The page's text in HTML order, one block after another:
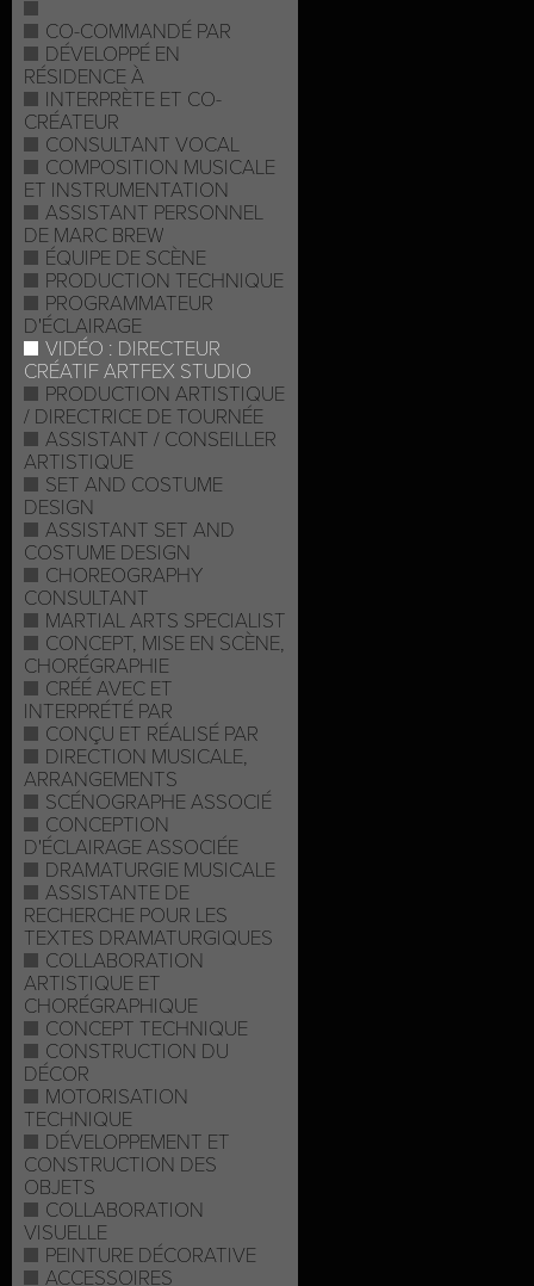
CO-COMMANDÉ PAR
DÉVELOPPÉ EN
RÉSIDENCE À
INTERPRÈTE ET CO-
CRÉATEUR
CONSULTANT VOCAL
COMPOSITION MUSICALE
ET INSTRUMENTATION
ASSISTANT PERSONNEL
DE MARC BREW
ÉQUIPE DE SCÈNE
PRODUCTION TECHNIQUE
PROGRAMMATEUR
D'ÉCLAIRAGE
VIDÉO : DIRECTEUR
CRÉATIF ARTFEX STUDIO
PRODUCTION ARTISTIQUE
/ DIRECTRICE DE TOURNÉE
ASSISTANT / CONSEILLER
ARTISTIQUE
SET AND COSTUME
DESIGN
ASSISTANT SET AND
COSTUME DESIGN
CHOREOGRAPHY
CONSULTANT
MARTIAL ARTS SPECIALIST
CONCEPT, MISE EN SCÈNE,
CHORÉGRAPHIE
CRÉÉ AVEC ET
INTERPRÉTÉ PAR
CONÇU ET RÉALISÉ PAR
DIRECTION MUSICALE,
ARRANGEMENTS
SCÉNOGRAPHE ASSOCIÉ
CONCEPTION
D'ÉCLAIRAGE ASSOCIÉE
DRAMATURGIE MUSICALE
ASSISTANTE DE
RECHERCHE POUR LES
TEXTES DRAMATURGIQUES
COLLABORATION
ARTISTIQUE ET
CHORÉGRAPHIQUE
CONCEPT TECHNIQUE
CONSTRUCTION DU
DÉCOR
MOTORISATION
TECHNIQUE
DÉVELOPPEMENT ET
CONSTRUCTION DES
OBJETS
COLLABORATION
VISUELLE
PEINTURE DÉCORATIVE
ACCESSOIRES